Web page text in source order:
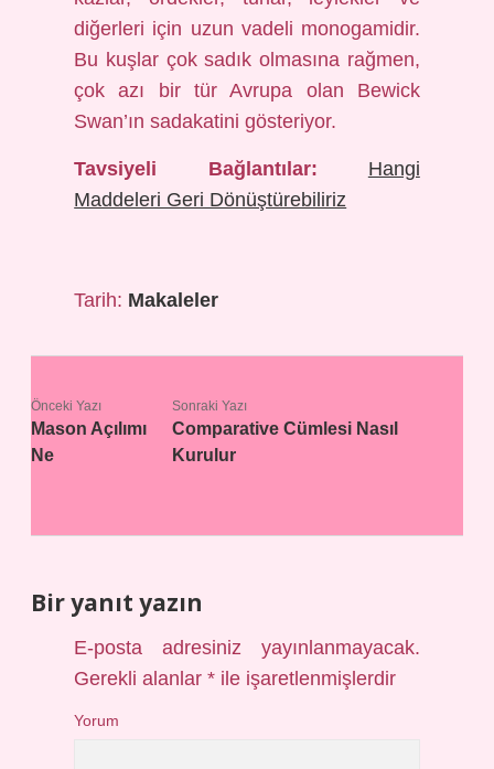
diğerleri için uzun vadeli monogamidir.
Bu kuşlar çok sadık olmasına rağmen,
çok azı bir tür Avrupa olan Bewick
Swan’ın sadakatini gösteriyor.
Tavsiyeli Bağlantılar:
Hangi
Maddeleri Geri Dönüştürebiliriz
Tarih: Makaleler
Önceki Yazı
Mason Açılımı
Ne
Sonraki Yazı
Comparative Cümlesi Nasıl
Kurulur
Bir yanıt yazın
E-posta adresiniz yayınlanmayacak.
Gerekli alanlar* ile işaretlenmişlerdir
Yorum